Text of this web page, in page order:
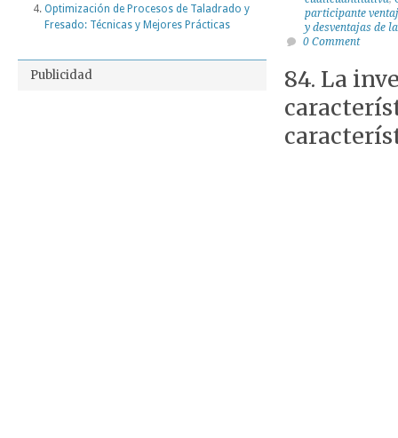
participante
y desventajas de
0 Comment
84. La
Optimización de Procesos de Taladrado y
Fresado: Técnicas y Mejores Prácticas
Publicidad